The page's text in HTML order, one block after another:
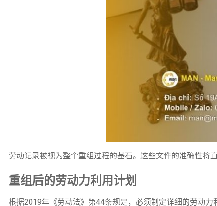
劳动记录被视为整个重组过程的基石。这些文件的准确性将
重组后的劳动力利用计划
根据2019年《劳动法》第44条规定，必须制定详细的劳动